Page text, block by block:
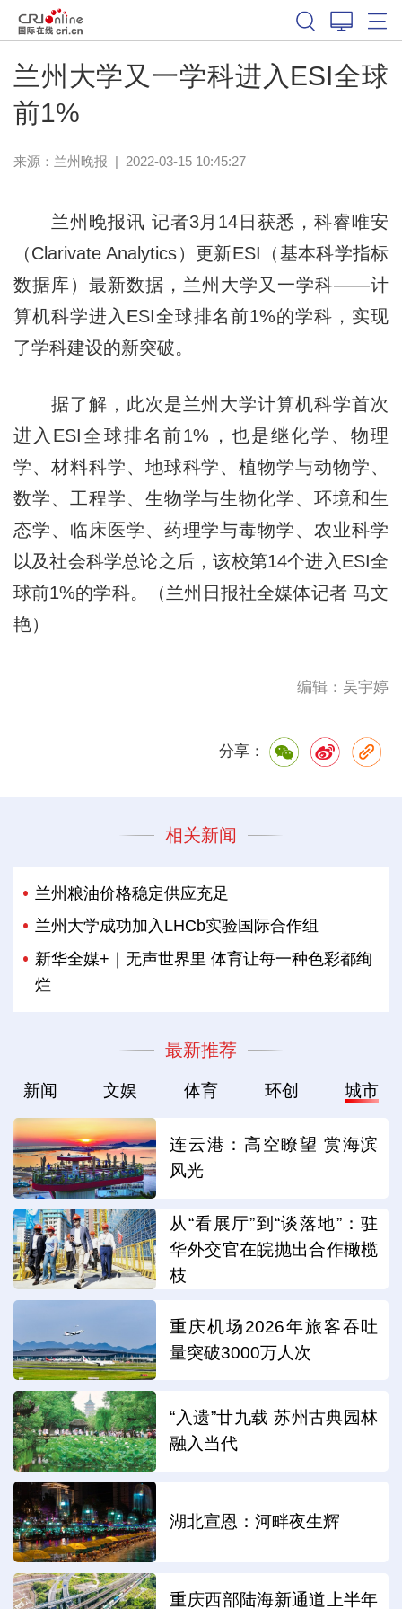
兰州大学又一学科进入ESI全球
前1%
来源： 兰州晚报 | 2022-03-15 10:45:27
兰州晚报讯 记者3月14日获悉，科睿唯安
（Clarivate Analytics）更新ESI（基本科学指标
数据库）最新数据，兰州大学又一学科——计
算机科学进入ESI全球排名前1%的学科，实现
了学科建设的新突破。
据了解，此次是兰州大学计算机科学首次
进入ESI全球排名前1%，也是继化学、物理
学、材料科学、地球科学、植物学与动物学、
数学、工程学、生物学与生物化学、环境和生
态学、临床医学、药理学与毒物学、农业科学
以及社会科学总论之后，该校第14个进入ESI全
球前1%的学科。（兰州日报社全媒体记者 马文
艳）
编辑：吴宇婷
分享：
相关新闻
兰州粮油价格稳定供应充足
兰州大学成功加入LHCb实验国际合作组
新华全媒+｜无声世界里 体育让每一种色彩都绚
烂
最新推荐
新闻 文娱 体育 环创 城市
连云港：高空瞭望 赏海滨
风光
从“看展厅”到“谈落地”：驻
华外交官在皖抛出合作橄榄
枝
重庆机场2026年旅客吞吐
量突破3000万人次
“入遗”廿九载 苏州古典园林
融入当代
湖北宣恩：河畔夜生辉
重庆西部陆海新通道上半年